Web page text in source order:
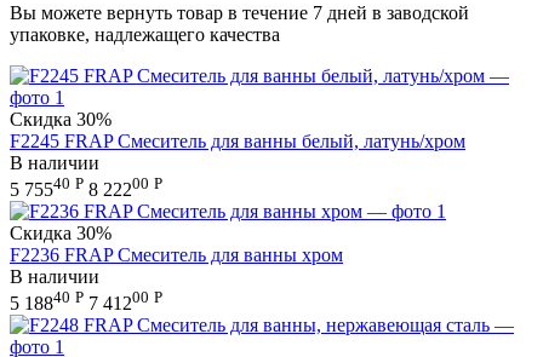
Вы можете вернуть товар в течение 7 дней в заводской
упаковке, надлежащего качества
Скидка 30%
F2245 FRAP Смеситель для ванны белый, латунь/хром
В наличии
5 75540 Р 8 22200 Р
Скидка 30%
F2236 FRAP Смеситель для ванны хром
В наличии
5 18840 Р 7 41200 Р